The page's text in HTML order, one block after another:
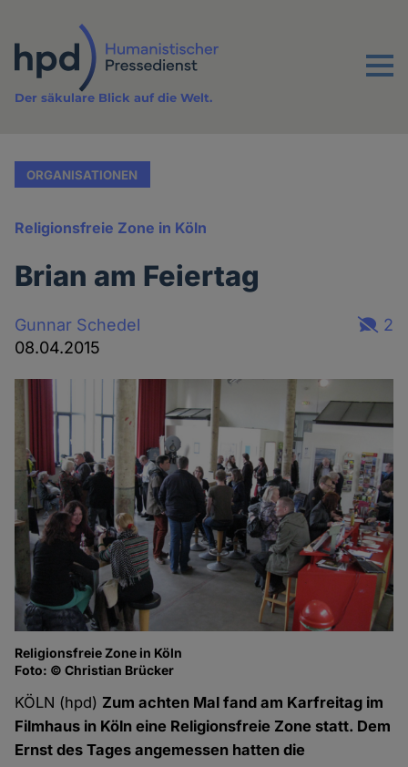
Inhalt
Menu
Der säkulare Blick auf die Welt.
ORGANISATIONEN
Religionsfreie Zone in Köln
Brian am Feiertag
Gunnar Schedel
08.04.2015
2
Religionsfreie Zone in Köln
Foto: © Christian Brücker
KÖLN (hpd) Zum achten Mal fand am Karfreitag im
Filmhaus in Köln eine Religionsfreie Zone statt. Dem
Ernst des Tages angemessen hatten die